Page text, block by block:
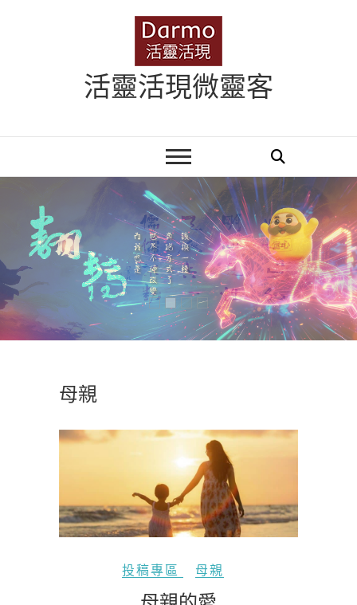
活靈活現微靈客
母親
投稿專區 母親